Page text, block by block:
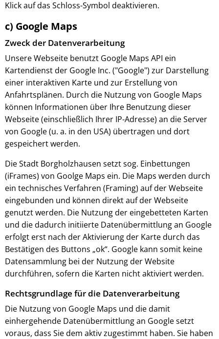
Klick auf das Schloss-Symbol deaktivieren.
c) Google Maps
Zweck der Datenverarbeitung
Unsere Webseite benutzt Google Maps API ein
Kartendienst der Google Inc. ("Google") zur Darstellung
einer interaktiven Karte und zur Erstellung von
Anfahrtsplänen. Durch die Nutzung von Google Maps
können Informationen über Ihre Benutzung dieser
Webseite (einschließlich Ihrer IP-Adresse) an die Server
von Google (u. a. in den USA) übertragen und dort
gespeichert werden.
Die Stadt Borgholzhausen setzt sog. Einbettungen
(iFrames) von Goolge Maps ein. Die Maps werden durch
ein technisches Verfahren (Framing) auf der Webseite
eingebunden und können direkt auf der Webseite
genutzt werden. Die Nutzung der eingebetteten Karten
und die dadurch initiierte Datenübermittlung an Google
erfolgt erst nach der Aktivierung der Karte durch das
Bestätigen des Buttons „ok“. Google kann somit keine
Datensammlung bei der Nutzung der Website
durchführen, sofern die Karten nicht aktiviert werden.
Rechtsgrundlage für die Datenverarbeitung
Die Nutzung von Google Maps und die damit
einhergehende Datenübermittlung an Google setzt
voraus, dass Sie dem aktiv zugestimmt haben. Sie haben